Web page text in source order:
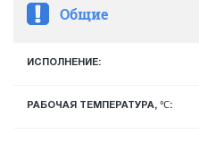
Общие
ИСПОЛНЕНИЕ:
РАБОЧАЯ ТЕМПЕРАТУРА, ℃: